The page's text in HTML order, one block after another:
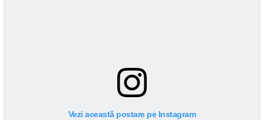
Vezi această postare pe Instagram